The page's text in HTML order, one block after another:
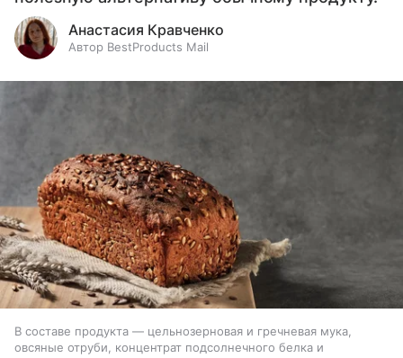
Анастасия Кравченко
Автор BestProducts Mail
В составе продукта — цельнозерновая и гречневая мука,
овсяные отруби, концентрат подсолнечного белка и